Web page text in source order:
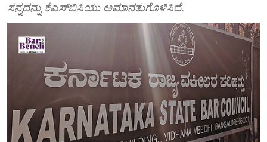
ಸನ್ನದನ್ನು ಕೆಎಸ್‌ಬಿಸಿಯು ಅಮಾನತುಗೊಳಿಸಿದೆ.